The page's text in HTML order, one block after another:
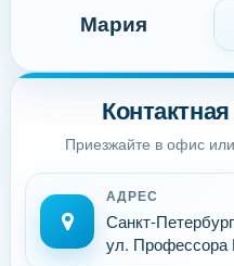
Приезжайте в офис
АДРЕС
Санкт-Петербург
ул. Профессора
Мария